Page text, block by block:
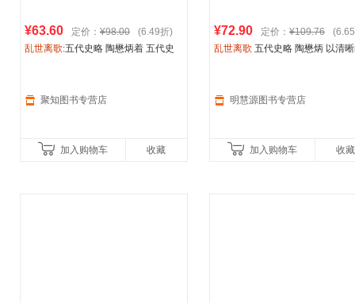
¥63.60 定价： ¥98.00
(6.49折)
乱世离歌:五代史略 陶懋炳着 五代史
出版社聚知图书专营店
加入购物车 收藏
¥72.90 定价： ¥109.76
乱世离歌 五代史略 陶懋炳 以清
会图景 贵州人民
明慧源图书专营店
加入购物车 收藏